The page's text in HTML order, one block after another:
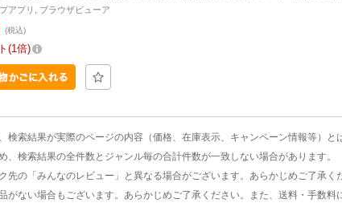
アプリ, ブラウザビューア
(税込)
1倍
索結果が実際のページの内容（価格、在庫表示、キャンペーン情報等）と
検索結果の全件数とジャンル毎の合計件数が一致しない場合があります。
の「みんなのレビュー」と異なる場合がございます。あらかじめご了承く
ない場合もございます。あらかじめご了承ください。また、送料・手数料